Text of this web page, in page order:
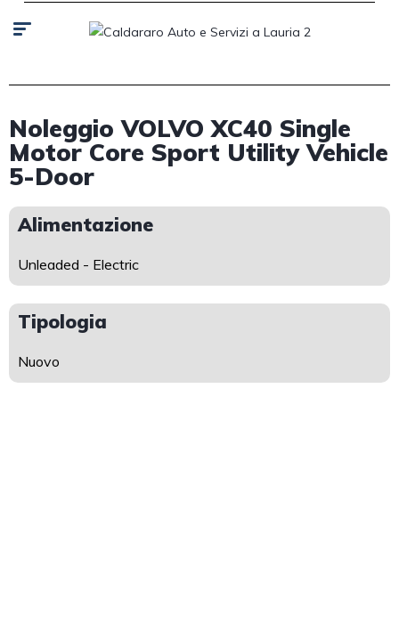
Noleggio VOLVO XC40 Single
Motor Core Sport Utility Vehicle
5-Door
Alimentazione
Unleaded - Electric
Tipologia
Nuovo